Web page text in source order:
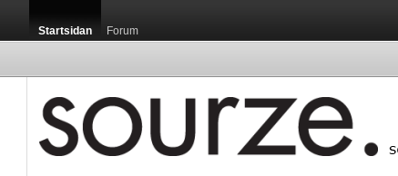
Startsidan Forum